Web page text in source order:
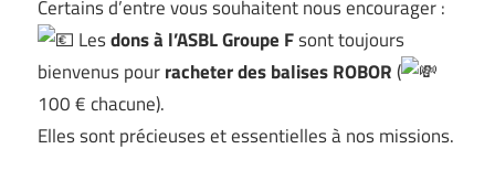
Certains d’entre vous souhaitent nous encourager :
Lesdons à l’ASBL Groupe Fsont toujours
bienvenus pourracheter des balises ROBOR(
100 € chacune).
Elles sont précieuses et essentielles à nos missions.